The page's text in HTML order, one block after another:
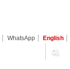
WhatsApp English